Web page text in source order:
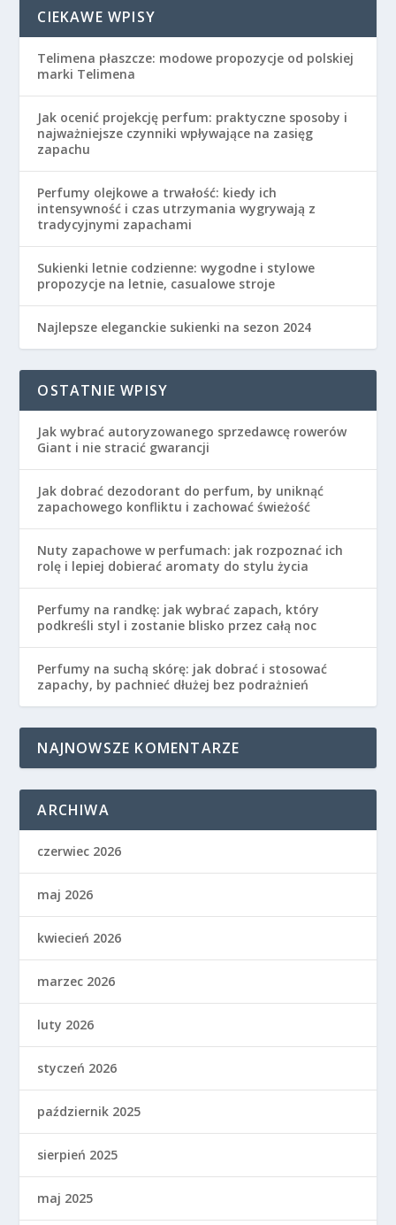
CIEKAWE WPISY
Telimena płaszcze: modowe propozycje od polskiej
marki Telimena
Jak ocenić projekcję perfum: praktyczne sposoby i
najważniejsze czynniki wpływające na zasięg
zapachu
Perfumy olejkowe a trwałość: kiedy ich
intensywność i czas utrzymania wygrywają z
tradycyjnymi zapachami
Sukienki letnie codzienne: wygodne i stylowe
propozycje na letnie, casualowe stroje
Najlepsze eleganckie sukienki na sezon 2024
OSTATNIE WPISY
Jak wybrać autoryzowanego sprzedawcę rowerów
Giant i nie stracić gwarancji
Jak dobrać dezodorant do perfum, by uniknąć
zapachowego konfliktu i zachować świeżość
Nuty zapachowe w perfumach: jak rozpoznać ich
rolę i lepiej dobierać aromaty do stylu życia
Perfumy na randkę: jak wybrać zapach, który
podkreśli styl i zostanie blisko przez całą noc
Perfumy na suchą skórę: jak dobrać i stosować
zapachy, by pachnieć dłużej bez podrażnień
NAJNOWSZE KOMENTARZE
ARCHIWA
czerwiec 2026
maj 2026
kwiecień 2026
marzec 2026
luty 2026
styczeń 2026
październik 2025
sierpień 2025
maj 2025